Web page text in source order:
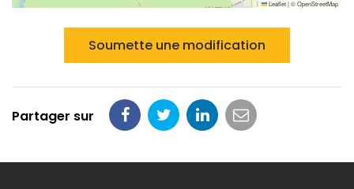
Leaflet|©OpenStreetMap
Soumette une modification
Partager sur
Partager
Facebook
Partager
Twitter
Partager
LinkedIn
Partager
email